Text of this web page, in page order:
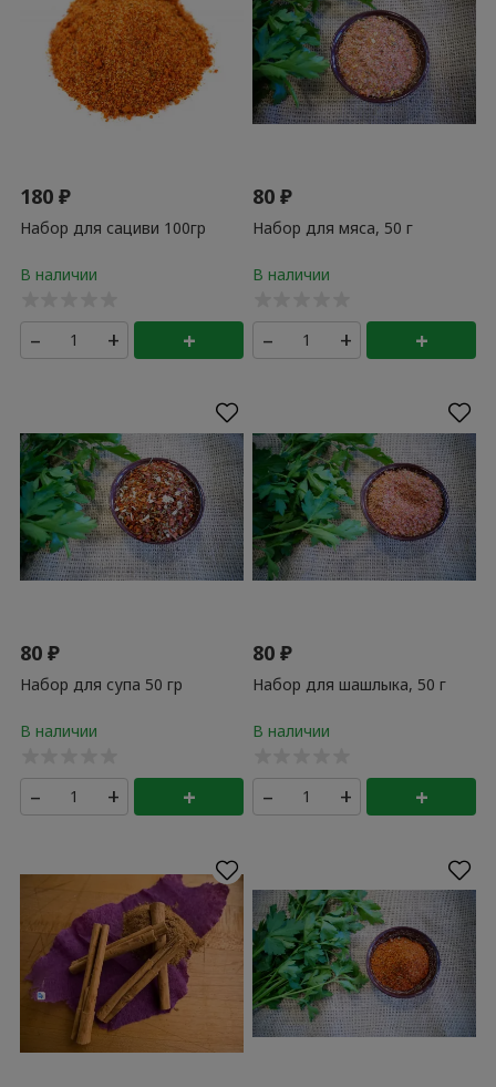
180₽
Набор для сациви 100гр
– + +
80₽
Набор для мяса, 50 г
– + +
80₽
Набор для супа 50 гр
– + +
80₽
Набор для шашлыка, 50 г
– + +